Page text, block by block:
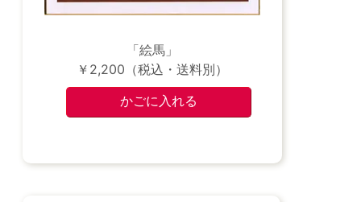
「絵馬」
￥2,200（税込・送料別）